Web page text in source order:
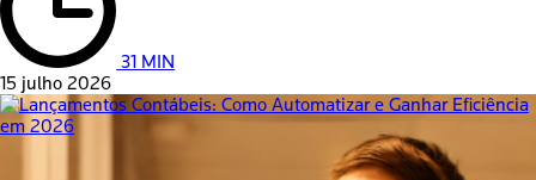
31 MIN
15 julho 2026